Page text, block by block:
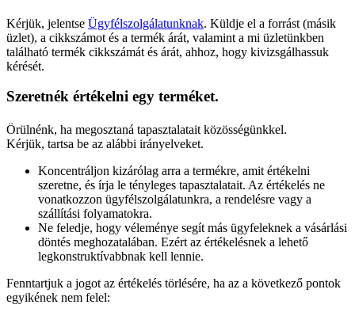
Kérjük, jelentse Ügyfélszolgálatunknak. Küldje el a forrást (másik
üzlet), a cikkszámot és a termék árát, valamint a mi üzletünkben
található termék cikkszámát és árát, ahhoz, hogy kivizsgálhassuk
kérését.
Szeretnék értékelni egy terméket.
Örülnénk, ha megosztaná tapasztalatait közösségünkkel.
Kérjük, tartsa be az alábbi irányelveket.
Koncentráljon kizárólag arra a termékre, amit értékelni
szeretne, és írja le tényleges tapasztalatait. Az értékelés ne
vonatkozzon ügyfélszolgálatunkra, a rendelésre vagy a
szállítási folyamatokra.
Ne feledje, hogy véleménye segít más ügyfeleknek a vásárlási
döntés meghozatalában. Ezért az értékelésnek a lehető
legkonstruktívabbnak kell lennie.
Fenntartjuk a jogot az értékelés törlésére, ha az a következő pontok
egyikének nem felel: